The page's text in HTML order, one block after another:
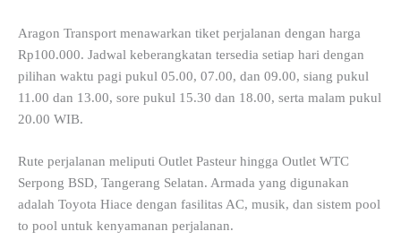
Aragon Transport menawarkan tiket perjalanan dengan harga
Rp100.000. Jadwal keberangkatan tersedia setiap hari dengan
pilihan waktu pagi pukul 05.00, 07.00, dan 09.00, siang pukul
11.00 dan 13.00, sore pukul 15.30 dan 18.00, serta malam pukul
20.00 WIB.
Rute perjalanan meliputi Outlet Pasteur hingga Outlet WTC
Serpong BSD, Tangerang Selatan. Armada yang digunakan
adalah Toyota Hiace dengan fasilitas AC, musik, dan sistem pool
to pool untuk kenyamanan perjalanan.